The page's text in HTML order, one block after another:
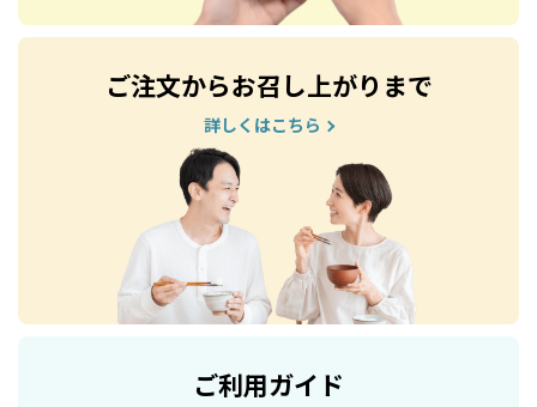
ご注文からお召し上がりまで
詳しくはこちら
ご利用ガイド